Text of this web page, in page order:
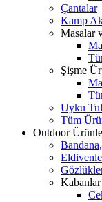
Çantalar
Kamp
Masalar
Şişme
Uyku
Tüm
Outdoor